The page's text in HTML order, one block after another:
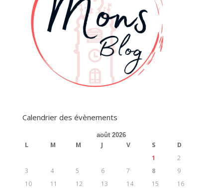
Calendrier des évènements
août 2026
L M M J V S
D
1
2
3
4 5 6 7 8
9
10
11 12 13 14 15
16